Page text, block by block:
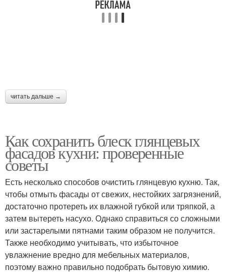
читать дальше →
Как сохранить блеск глянцевых
фасадов кухни: проверенные
советы
Есть несколько способов очистить глянцевую кухню. Так,
чтобы отмыть фасады от свежих, нестойких загрязнений,
достаточно протереть их влажной губкой или тряпкой, а
затем вытереть насухо. Однако справиться со сложными
или застарелыми пятнами таким образом не получится.
Также необходимо учитывать, что избыточное
увлажнение вредно для мебельных материалов,
поэтому важно правильно подобрать бытовую химию.